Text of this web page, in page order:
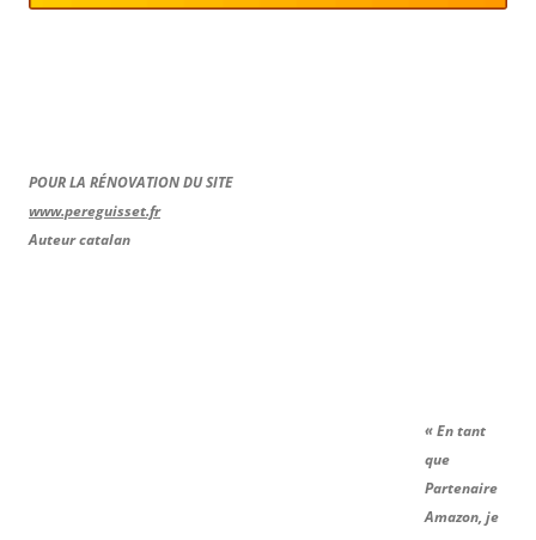
POUR LA RÉNOVATION DU SITE
www.pereguisset.fr
Auteur catalan
« En tant
que
Partenaire
Amazon, je